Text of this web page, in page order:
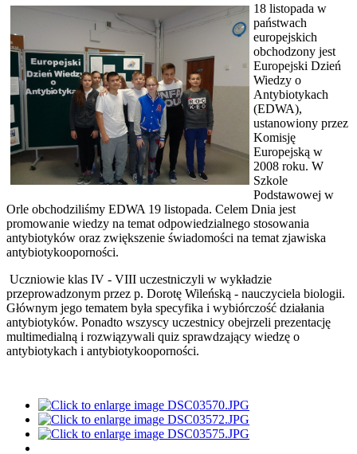
18 listopada w
państwach
europejskich
obchodzony jest
Europejski Dzień
Wiedzy o
Antybiotykach
(EDWA),
ustanowiony przez
Komisję
Europejską w
2008 roku. W
Szkole
Podstawowej w
Orle obchodziliśmy EDWA 19 listopada. Celem Dnia jest
promowanie wiedzy na temat odpowiedzialnego stosowania
antybiotyków oraz zwiększenie świadomości na temat zjawiska
antybiotykooporności.
Uczniowie klas IV - VIII uczestniczyli w wykładzie
przeprowadzonym przez p. Dorotę Wileńską - nauczyciela biologii.
Głównym jego tematem była specyfika i wybiórczość działania
antybiotyków. Ponadto wszyscy uczestnicy obejrzeli prezentację
multimedialną i rozwiązywali quiz sprawdzający wiedzę o
antybiotykach i antybiotykooporności.